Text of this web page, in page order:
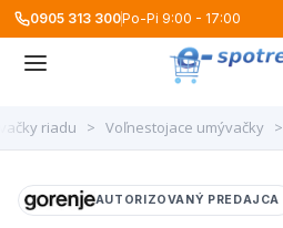
0905 313 300Po-Pi 9:00 - 17:00
riadu > Voľnestojace umývačky >
AUTORIZOVANÝ PREDAJCA